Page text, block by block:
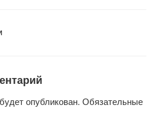
ss
ni
опубликован. Обязательные